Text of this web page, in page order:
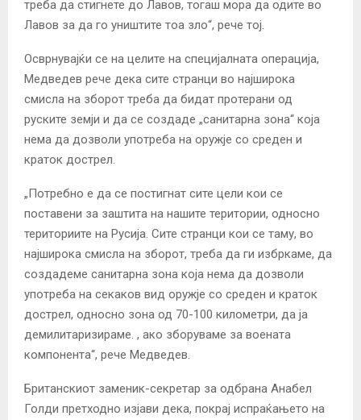
треба да стигнете до Лавов, тогаш мора да одите во
Лавов за да го уништите тоа зло“, рече тој.
Осврнувајќи се на целите на специјалната операција,
Медведев рече дека сите странци во најширока
смисла на зборот треба да бидат протерани од
руските земји и да се создаде „санитарна зона“ која
нема да дозволи употреба на оружје со среден и
краток дострел.
„Потребно е да се постигнат сите цели кои се
поставени за заштита на нашите територии, односно
териториите на Русија. Сите странци кои се таму, во
најширока смисла на зборот, треба да ги избркаме, да
создадеме санитарна зона која нема да дозволи
употреба на секаков вид оружје со среден и краток
дострел, односно зона од 70-100 километри, да ја
демилитаризираме. , ако зборуваме за воената
компонента“, рече Медведев.
Британскиот заменик-секретар за одбрана Анабел
Голди претходно изјави дека, покрај испраќањето на